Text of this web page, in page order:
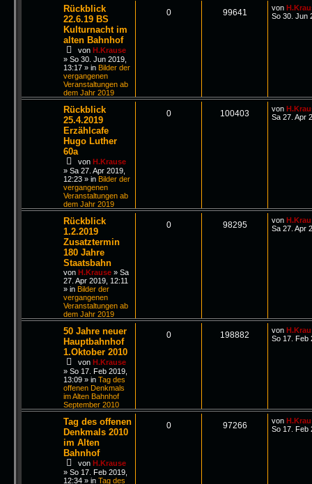
Rückblick
22.6.19 BS
Kulturnacht im
alten Bahnhof
von H.Krause
» So 30. Jun 2019,
13:17 » in Bilder der
vergangenen
Veranstaltungen ab
dem Jahr 2019
0 99641 von
So 30. Jun
Rückblick
25.4.2019
Erzählcafe
Hugo Luther
60a
von H.Krause
» Sa 27. Apr 2019,
12:23 » in Bilder der
vergangenen
Veranstaltungen ab
dem Jahr 2019
0 100403 von
Sa 27. Apr
Rückblick
1.2.2019
Zusatztermin
180 Jahre
Staatsbahn
von H.Krause » Sa
27. Apr 2019, 12:11
» in Bilder der
vergangenen
Veranstaltungen ab
dem Jahr 2019
0 98295 von
Sa 27. Apr
50 Jahre neuer
Hauptbahnhof
1.Oktober 2010
von H.Krause
» So 17. Feb 2019,
13:09 » in Tag des
offenen Denkmals
im Alten Bahnhof
September 2010
0 198882 von
So 17. Feb
Tag des offenen
Denkmals 2010
im Alten
Bahnhof
von H.Krause
» So 17. Feb 2019,
12:34 » in Tag des
0 97266 von
So 17. Feb